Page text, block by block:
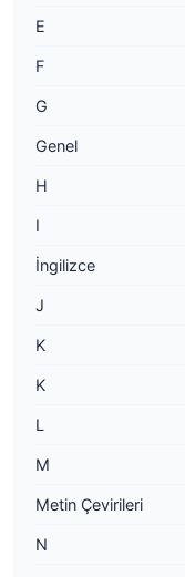
E
F
G
Genel
H
I
İngilizce
J
K
K
L
M
Metin Çevirileri
N